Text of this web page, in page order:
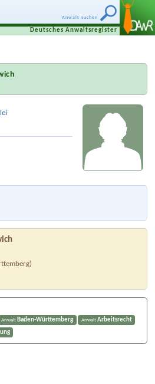
Anwalt suchen
Deutsches Anwaltsregister
)
Anwalt Baden-Württemberg Anwalt Arbeitsrecht